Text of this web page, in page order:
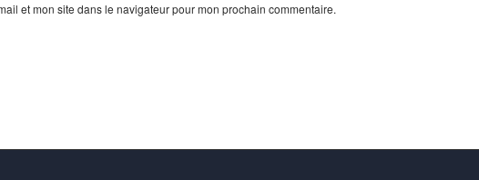
et mon site dans le navigateur pour mon prochain commentaire.